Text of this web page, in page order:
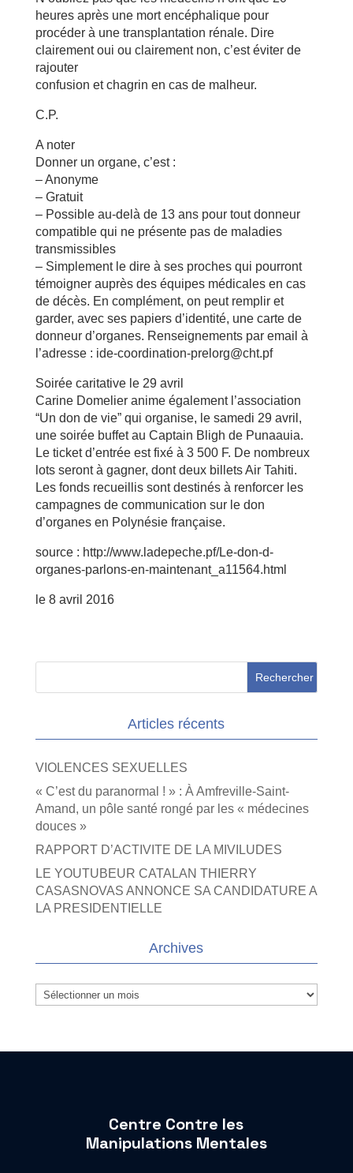
heures après une mort encéphalique pour
procéder à une transplantation rénale. Dire
clairement oui ou clairement non, c’est éviter de
rajouter
confusion et chagrin en cas de malheur.
C.P.
A noter
Donner un organe, c’est :
– Anonyme
– Gratuit
– Possible au-delà de 13 ans pour tout donneur
compatible qui ne présente pas de maladies
transmissibles
– Simplement le dire à ses proches qui pourront
témoigner auprès des équipes médicales en cas
de décès. En complément, on peut remplir et
garder, avec ses papiers d’identité, une carte de
donneur d’organes. Renseignements par email à
l’adresse : ide-coordination-prelorg@cht.pf
Soirée caritative le 29 avril
Carine Domelier anime également l’association
“Un don de vie” qui organise, le samedi 29 avril,
une soirée buffet au Captain Bligh de Punaauia.
Le ticket d’entrée est fixé à 3 500 F. De nombreux
lots seront à gagner, dont deux billets Air Tahiti.
Les fonds recueillis sont destinés à renforcer les
campagnes de communication sur le don
d’organes en Polynésie française.
source : http://www.ladepeche.pf/Le-don-d-
organes-parlons-en-maintenant_a11564.html
le 8 avril 2016
Articles récents
VIOLENCES SEXUELLES
« C’est du paranormal ! » : À Amfreville-Saint-
Amand, un pôle santé rongé par les « médecines
douces »
RAPPORT D’ACTIVITE DE LA MIVILUDES
LE YOUTUBEUR CATALAN THIERRY
CASASNOVAS ANNONCE SA CANDIDATURE A
LA PRESIDENTIELLE
Archives
Archives
Centre Contre les
Manipulations Mentales